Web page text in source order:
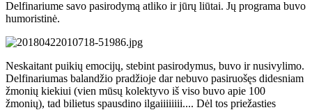
Delfinariume savo pasirodymą atliko ir jūrų liūtai. Jų programa buvo
humoristinė.
Neskaitant puikių emocijų, stebint pasirodymus, buvo ir nusivylimo.
Delfinariumas balandžio pradžioje dar nebuvo pasiruošęs didesniam
žmonių kiekiui (vien mūsų kolektyvo iš viso buvo apie 100
žmonių), tad bilietus spausdino ilgaiiiiiiii.... Dėl tos priežasties